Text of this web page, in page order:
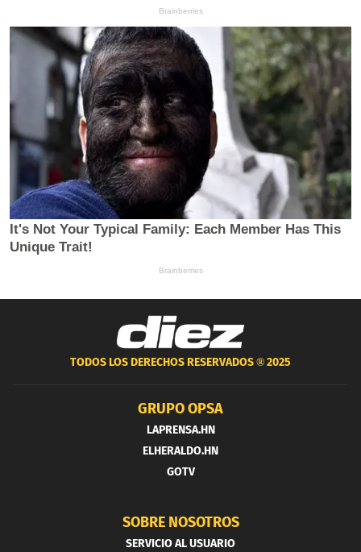
TODOS LOS DERECHOS RESERVADOS ®2025
GRUPO OPSA
LAPRENSA.HN
ELHERALDO.HN
GOTV
SOBRE NOSOTROS
SERVICIO AL USUARIO